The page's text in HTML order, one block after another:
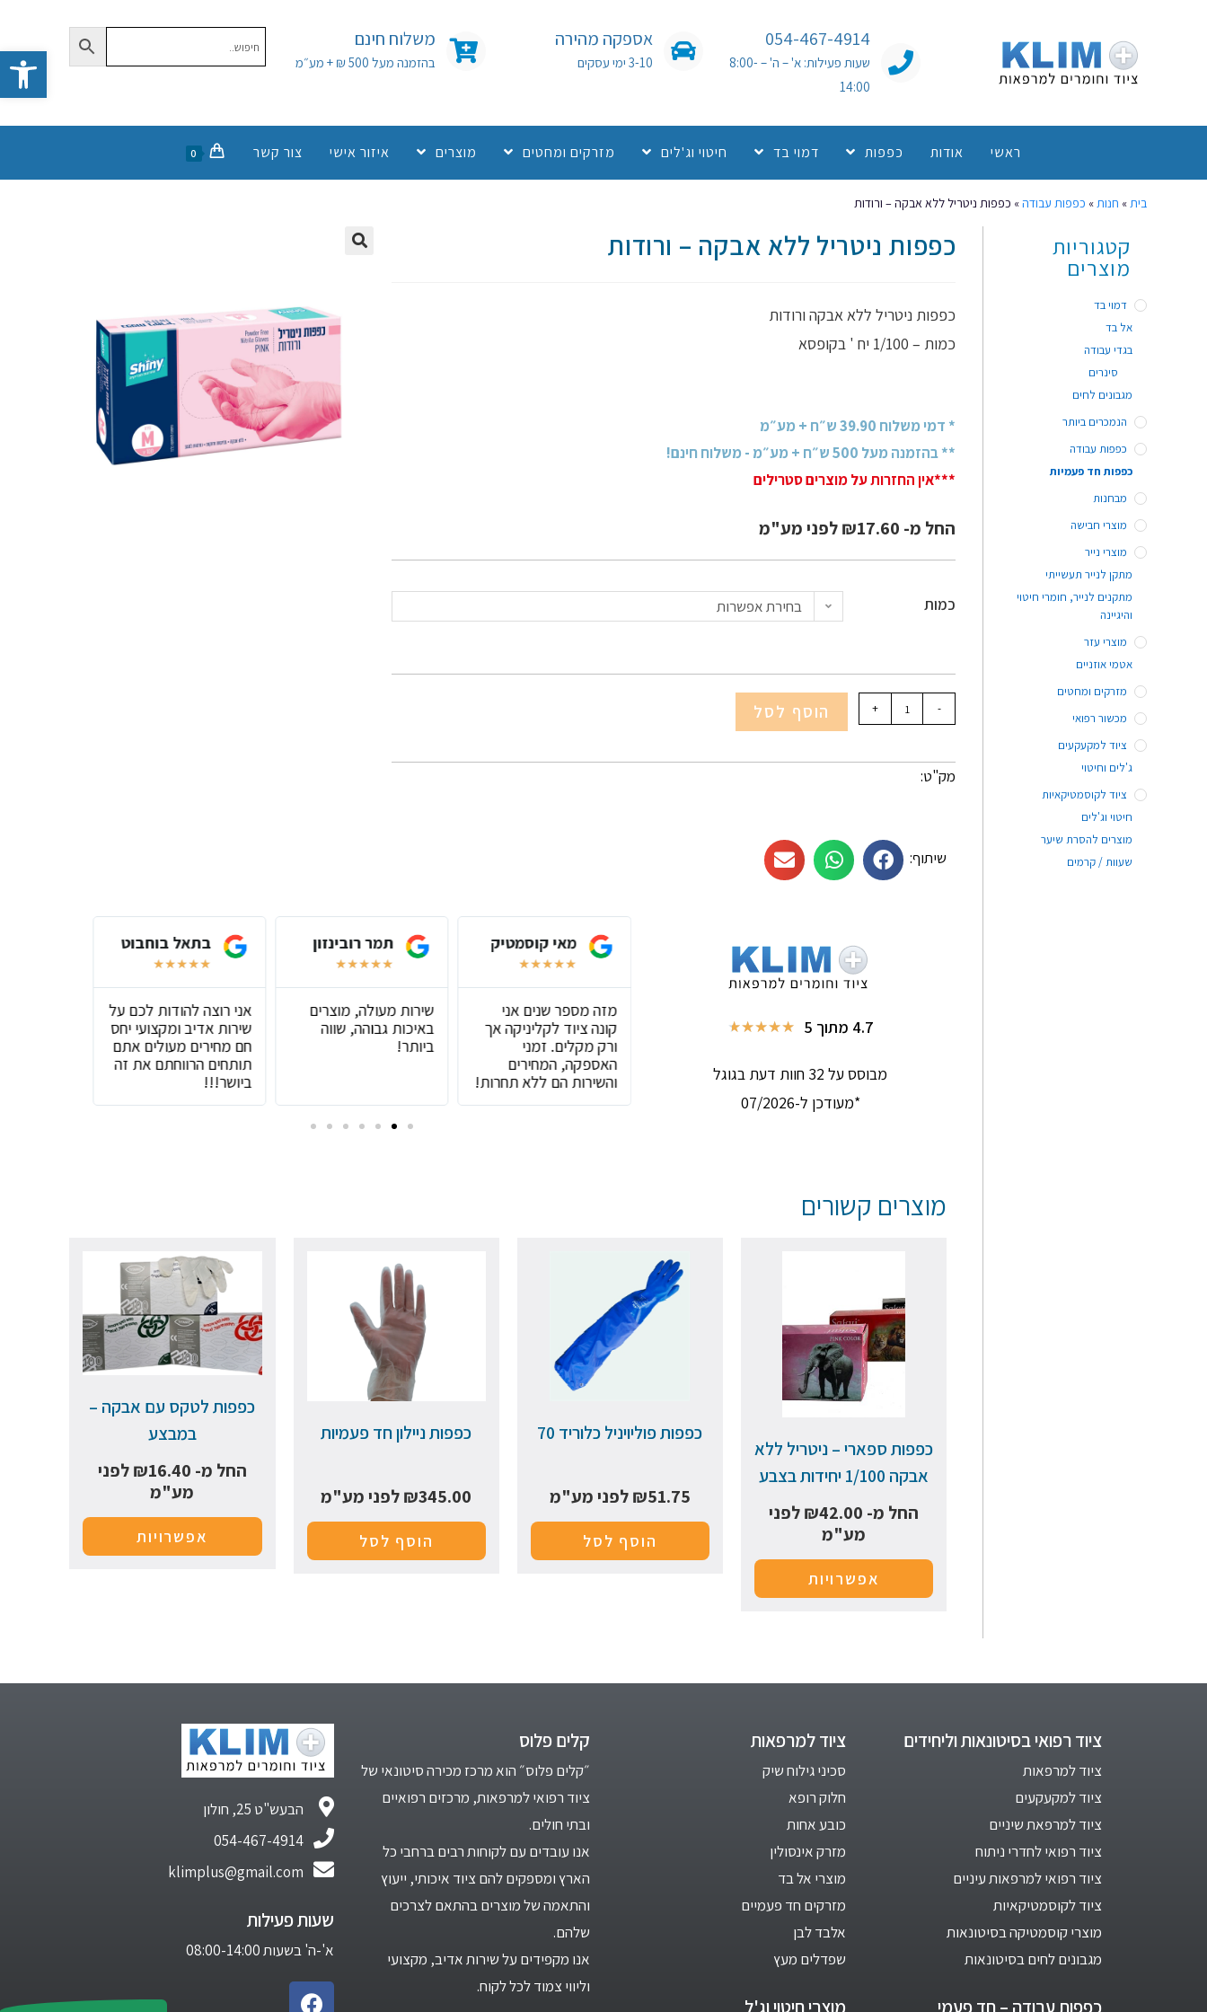
פתח סרגל נגישות
054-467-4914
שעות פעילות: א' – ה' – 8:00-
14:00
אספקה מהירה
3-10 ימי עסקים
משלוח חינם
בהזמנה מעל 500 ₪ + מע״מ
ראשי אודות כפפות דמוי בד חיטוי וג'לים מזרקים ומחטים מוצרים איזור אישי צור קשר 0
בית» חנות» כפפות עבודה» כפפות ניטריל ללא אבקה – ורודות
כפפות ניטריל ללא אבקה – ורודות
כפפות ניטריל ללא אבקה ורודות
כמות – 1/100 יח ' בקופסא
* דמי משלוח 39.90 ש״ח + מע״מ
** בהזמנה מעל 500 ש״ח + מע״מ - משלוח חינם!
***אין החזרות על מוצרים סטרילים
החל מ- ₪17.60 לפני מע"מ
כמות בחירת אפשרות
-
+ הוסף לסל
מק"ט:
שיתוף:
4.7 מתוך 5 ★
★
★
★
★
מבוסס על 32 חוות דעת בגוגל
*מעודכן ל-07/2026
Ginkgo Home אסף שליפקה
★
★
,שירות מצוין וסבלני
מאי קוסמטיק
★
★
★
★
★
מזה מספר שנים אני
קונה ציוד לקליניקה אך
ורק מקלים. זמני
האספקה, המחירים
והשירות הם ללא תחרות!
תמר רובינזון
★
★
★
★
★
שירות מעולה, מוצרים
באיכות גבוהה, שווה
ביותר!
בתאל בוחבוט
★
★
★
★
★
אני רוצה להודות לכם על
שירות אדיב ומקצועי יחס
חם מחירים מעולים אתם
תותחים הרווחתם את זה
ביושר!!!
מוצרים קשורים
כפפות ספארי – ניטריל ללא
אבקה 1/100 יחידות בצבע
החל מ-
₪42.00
לפני
מע"מ
אפשרויות
כפפות פוליויניל כלוריד 70
₪51.75 לפני מע"מ
הוסף לסל
כפפות ניילון חד פעמיות
₪345.00 לפני מע"מ
הוסף לסל
כפפות לטקס עם אבקה –
במבצע
החל מ-
₪16.40
לפני
מע"מ
אפשרויות
קטגוריות
מוצרים
דמוי בד
אל בד
בגדי עבודה
סינרים
מגבונים לחים
הנמכרים ביותר
כפפות עבודה
כפפות חד פעמיות
מבחנות
מוצרי חבישה
מוצרי נייר
מתקן לנייר תעשייתי
מתקנים לנייר, חומרי חיטוי
והיגיינה
מוצרי עזר
אטמי אוזניים
מזרקים ומחטים
מכשור רפואי
ציוד למקעקעים
ג'לים וחיטוי
ציוד לקוסמטיקאיות
חיטוי וג'לים
מוצרים להסרת שיער
שעוות / קרמים
ציוד רפואי בסיטונאות וליחידים
ציוד למרפאות
ציוד למקעקעים
ציוד למרפאת שיניים
ציוד רפואי לחדרי ניתוח
ציוד רפואי למרפאות עיניים
ציוד לקוסמטיקאיות
מוצרי קוסמטיקה בסיטונאות
מגבונים לחים בסיטונאות
כפפות עבודה – חד פעמי
ציוד למרפאות
סכיני גילוח שיק
חלוק רופא
כובע אחות
מזרק אינסולין
מוצרי אל בד
מזרקים חד פעמיים
אלבד לבן
שפדלים מעץ
מוצרי חיטוי וג'ל
קלים פלוס
״קלים פלוס״ הוא מרכז מכירה סיטונאי של
ציוד רפואי למרפאות, מרכזים רפואיים
ובתי חולים.
אנו עובדים עם לקוחות רבים ברחבי כל
הארץ ומספקים להם ציוד איכותי, ייעוץ
והתאמה של מוצרים בהתאם לצרכים
שלהם.
אנו מקפידים על שירות אדיב, מקצועי
וליווי צמוד לכל לקוח.
הבעש"ט 25, חולון
054-467-4914
klimplus@gmail.com
שעות פעילות
א'-ה' בשעות 08:00-14:00